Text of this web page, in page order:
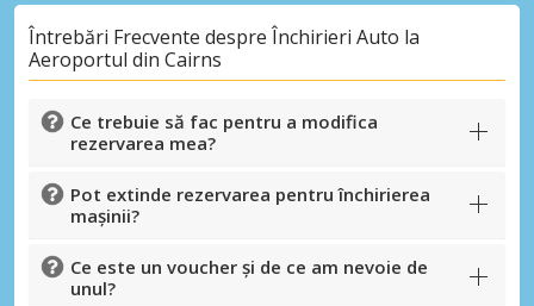
Întrebări Frecvente despre Închirieri Auto la
Aeroportul din Cairns
Ce trebuie să fac pentru a modifica
rezervarea mea?
Pot extinde rezervarea pentru închirierea
mașinii?
Ce este un voucher și de ce am nevoie de
unul?